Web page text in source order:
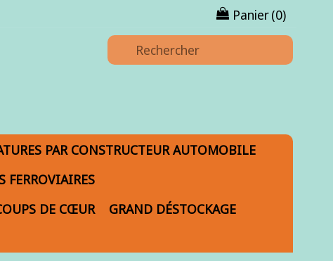
Panier(0)
PAR CONSTRUCTEUR AUTOMOBILE
FERROVIAIRES
DE CŒUR
GRAND DÉSTOCKAGE